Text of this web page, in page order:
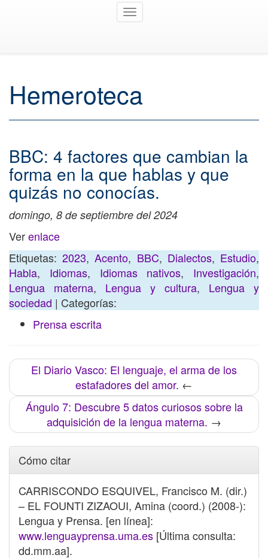
Toggle
Hemeroteca
BBC: 4 factores que cambian la
forma en la que hablas y que
quizás no conocías.
domingo, 8 de septiembre del 2024
Verenlace
Etiquetas:2023,Acento, BBC, Dialectos, Estudio,
Habla, Idiomas, Idiomas nativos, Investigación,
Lengua materna, Lengua y cultura, Lengua y
sociedad | Categorías:
Prensa escrita
El Diario Vasco: El lenguaje, el arma de los
estafadores del amor. ←
Ángulo 7: Descubre 5 datos curiosos sobre la
adquisición de la lengua materna. →
Cómo citar
CARRISCONDO ESQUIVEL, Francisco M. (dir.)
– EL FOUNTI ZIZAOUI, Amina (coord.) (2008-):
Lengua y Prensa. [en línea]:
www.lenguayprensa.uma.es [Última consulta:
dd.mm.aa].